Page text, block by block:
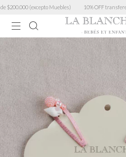
(excepto Muebles) 10% OFF transferencia